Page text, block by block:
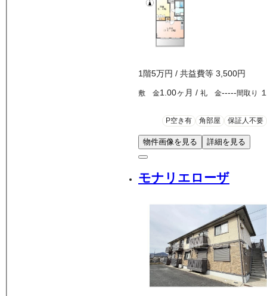
1階5万円 / 共益費等 3,500円
敷 金1.00ヶ月 / 礼 金-----間取り
P空き有 角部屋 保証人不要
物件画像を見る 詳細を見る
モナリエローザ